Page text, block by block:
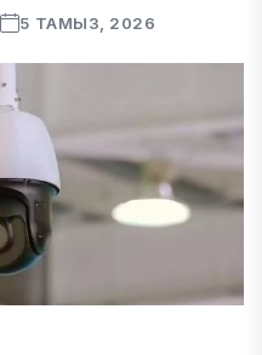
5 ТАМЫЗ, 2026